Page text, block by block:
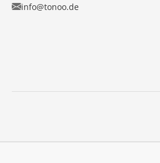
info@tonoo.de